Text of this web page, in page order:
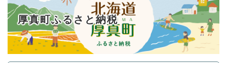
厚真町ふるさと納税